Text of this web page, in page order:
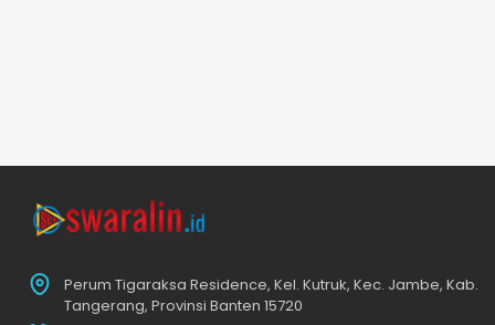
Perum Tigaraksa Residence, Kel. Kutruk, Kec. Jambe, Kab.
Tangerang, Provinsi Banten 15720